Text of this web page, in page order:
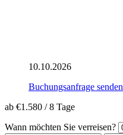
10.10.2026
Buchungsanfrage senden
ab €1.580 /8 Tage
Wann möchten Sie verreisen?